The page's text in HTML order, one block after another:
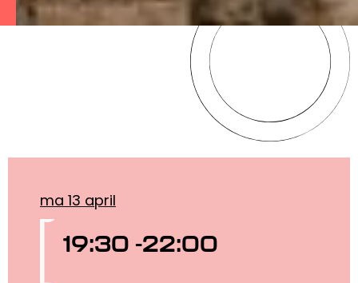
ma 13 april
19:30 -22:00